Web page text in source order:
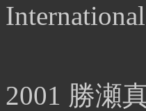
2001 勝瀬